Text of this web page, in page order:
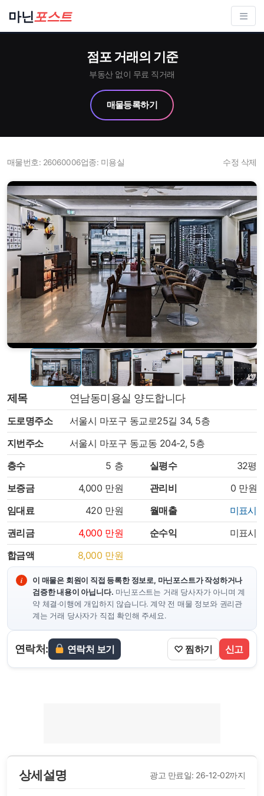
마닌포스트
점포 거래의 기준
부동산 없이 무료 직거래
매물등록하기
매물번호: 26060006업종: 미용실 수정 삭제
제목 연남동미용실 양도합니다
도로명주소
서울시 마포구 동교로25길 34, 5층
지번주소
서울시 마포구 동교동 204-2, 5층
층수
5 층 실평수
32평
보증금
4,000 만원 관리비 0 만원
임대료
420 만원 월매출
미표시
권리금
4,000 만원 순수익
미표시
합금액
8,000 만원
이 매물은 회원이 직접 등록한 정보로, 마닌포스트가 작성하거나
검증한 내용이 아닙니다. 마닌포스트는 거래 당사자가 아니며 계
약 체결·이행에 개입하지 않습니다. 계약 전 매물 정보와 권리관
계는 거래 당사자가 직접 확인해 주세요.
연락처: 연락처 보기 ♡ 찜하기 신고
상세설명 광고 만료일: 26-12-02까지